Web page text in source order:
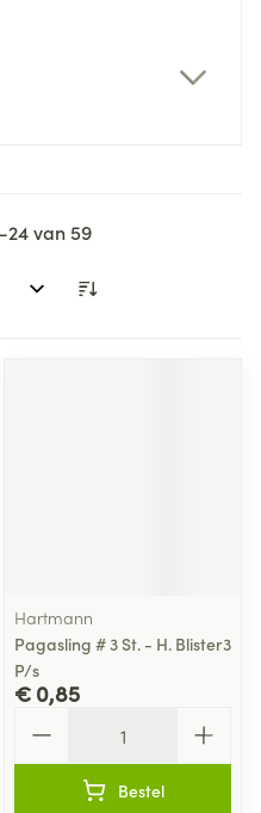
-24van59
Hartmann
Pagasling # 3 St. - H. Blister3
P/s
€ 0,85
Bestel